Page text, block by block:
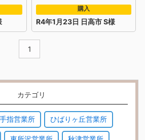
購入
R4年1月23日 日高市 S様
1
カテゴリ
指営業所 ひばりヶ丘営業所